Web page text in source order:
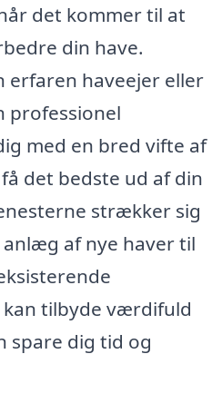
det kommer til at
din have.
erfaren haveejer eller
professionel
med en bred vifte af
det bedste ud af din
strækker sig
af nye haver til
tilbyde værdifuld
spare dig tid og